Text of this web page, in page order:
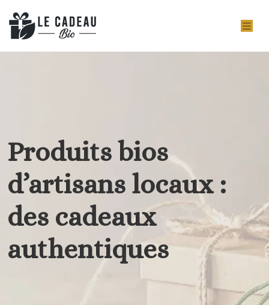
Produits bios
d’artisans locaux :
des cadeaux
authentiques